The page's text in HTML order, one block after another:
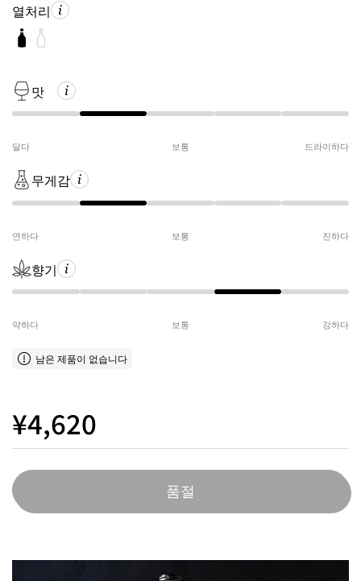
열처리
맛
달다 보통 드라이하다
무게감
연하다 보통 진하다
향기
약하다 보통 강하다
남은 제품이 없습니다
¥4,620
품절